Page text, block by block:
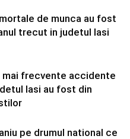
de munca au fost
trecut in judetul Iasi
mai frecvente accidente
Iasi au fost din
pe drumul national ce